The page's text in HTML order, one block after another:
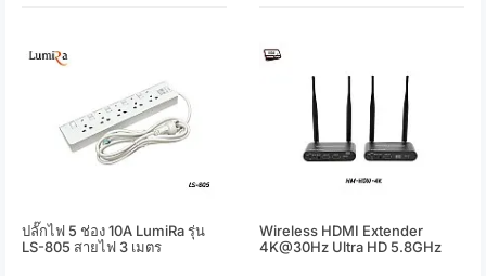
ปลั๊กไฟ 5 ช่อง 10A LumiRa รุ่น
LS-805 สายไฟ 3 เมตร
Wireless HDMI Extender
4K@30Hz Ultra HD 5.8GHz